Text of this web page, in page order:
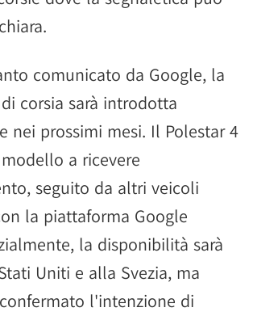
comunicato da Google, la
corsia sarà introdotta
nei prossimi mesi. Il Polestar 4
a ricevere
seguito da altri veicoli
la piattaforma Google
la disponibilità sarà
Uniti e alla Svezia, ma
l'intenzione di